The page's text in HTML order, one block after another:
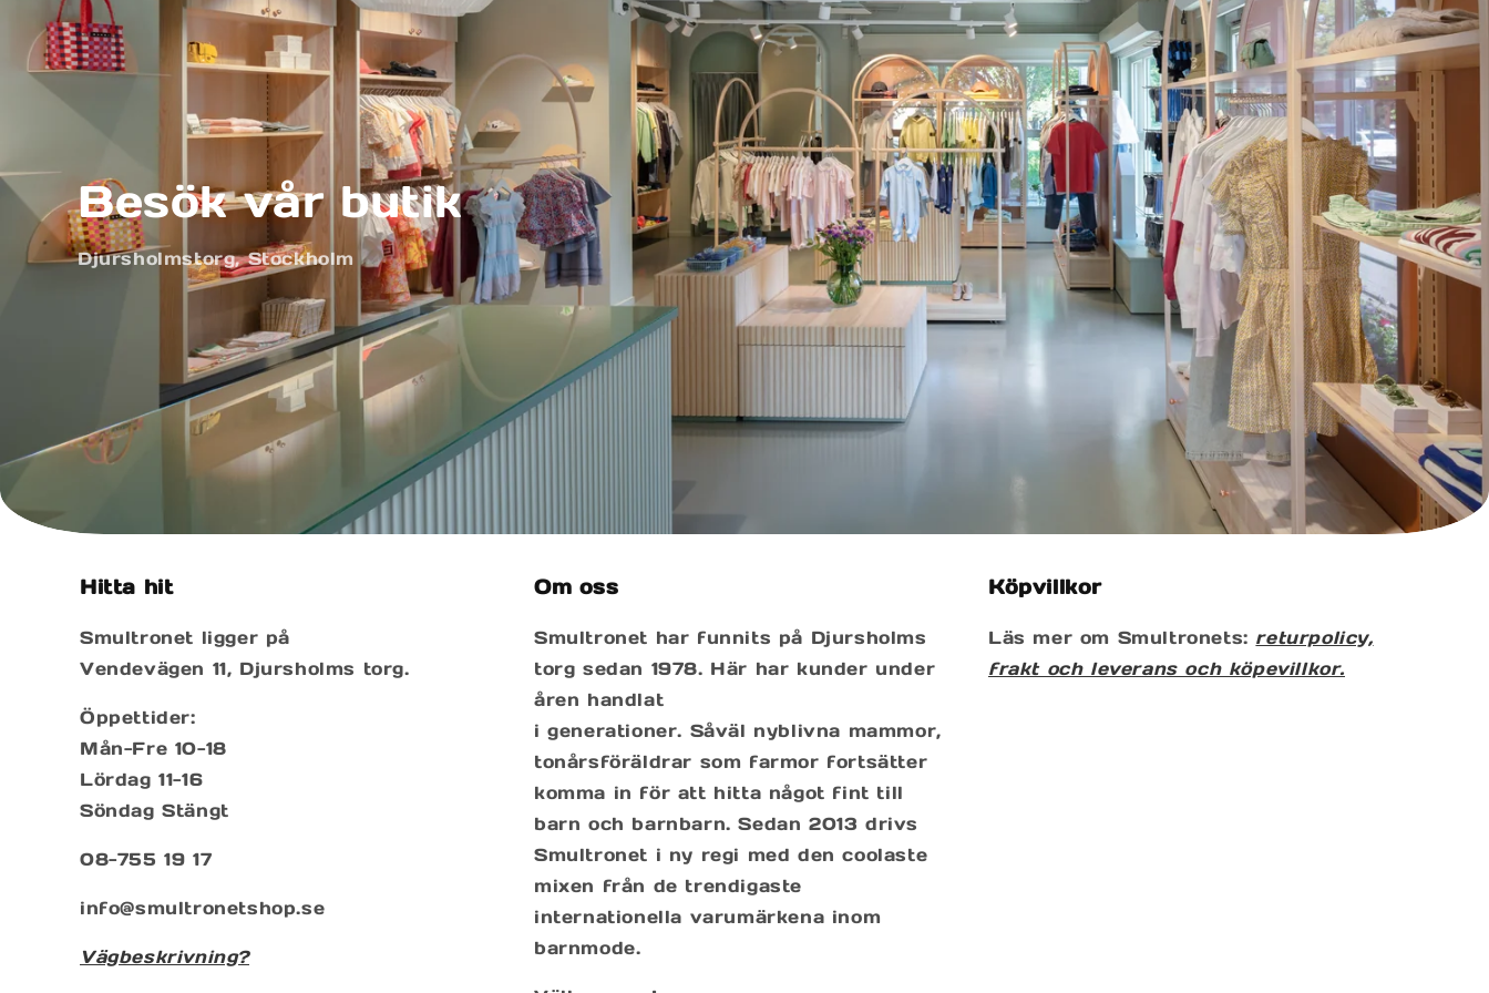
Besök vår butik
Djursholmstorg, Stockholm
Hitta hit
Smultronet ligger på
Vendevägen 11, Djursholms torg.
Öppettider:
Mån-Fre 10-18
Lördag 11-16
Söndag Stängt
08-755 19 17
info@smultronetshop.se
Vägbeskrivning?
Om oss
Smultronet har funnits på Djursholms
torg sedan 1978. Här har kunder under
åren handlat
i generationer. Såväl nyblivna mammor,
tonårsföräldrar som farmor fortsätter
komma in för att hitta något fint till
barn och barnbarn. Sedan 2013 drivs
Smultronet i ny regi med den coolaste
mixen från de trendigaste
internationella varumärkena inom
barnmode.
Köpvillkor
Läs mer om Smultronets: returpolicy,
frakt och leverans och köpevillkor.